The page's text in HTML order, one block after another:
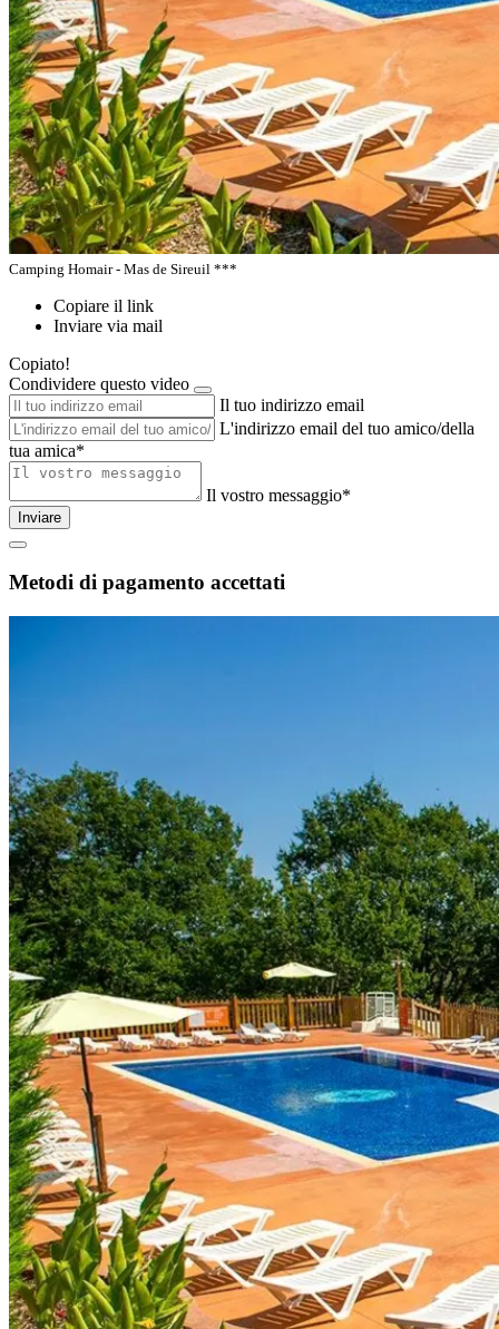
Camping Homair - Mas de Sireuil ***
Copiare il link
Inviare via mail
Copiato!
Condividere questo video
Il tuo indirizzo email
L'indirizzo email del tuo amico/della
tua amica*
Il vostro messaggio*
Inviare
Metodi di pagamento accettati